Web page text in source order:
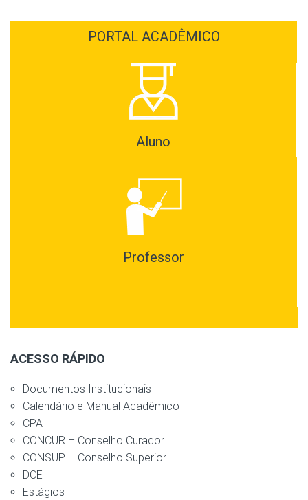
p
o
r
I
PORTAL ACADÊMICO
Aluno
Professor
ACESSO RÁPIDO
Documentos Institucionais
Calendário e Manual Acadêmico
CPA
CONCUR – Conselho Curador
CONSUP – Conselho Superior
DCE
Estágios